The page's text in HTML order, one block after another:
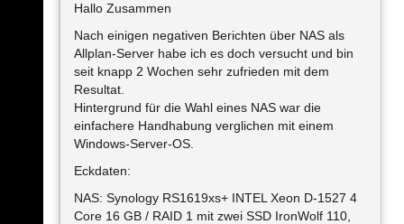
Hallo Zusammen
Nach einigen negativen Berichten über NAS als
Allplan-Server habe ich es doch versucht und bin
seit knapp 2 Wochen sehr zufrieden mit dem
Resultat.
Hintergrund für die Wahl eines NAS war die
einfachere Handhabung verglichen mit einem
Windows-Server-OS.
Eckdaten:
NAS: Synology RS1619xs+ INTEL Xeon D-1527 4
Core 16 GB / RAID 1 mit zwei SSD IronWolf 110,